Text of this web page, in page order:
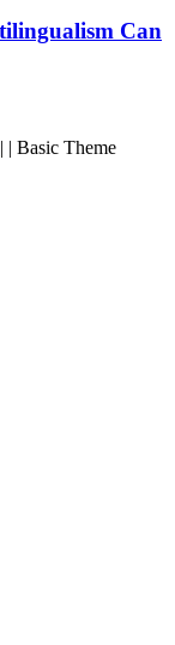
Can
| | Basic Theme